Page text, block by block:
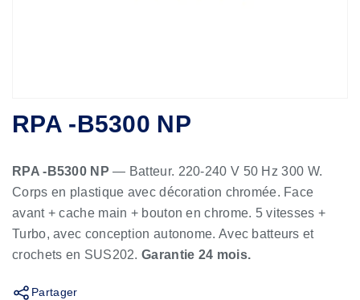
RPA -B5300 NP
RPA -B5300 NP — Batteur. 220-240 V 50 Hz 300 W.
Corps en plastique avec décoration chromée. Face
avant + cache main + bouton en chrome. 5 vitesses +
Turbo, avec conception autonome. Avec batteurs et
crochets en SUS202.Garantie 24 mois.
Partager